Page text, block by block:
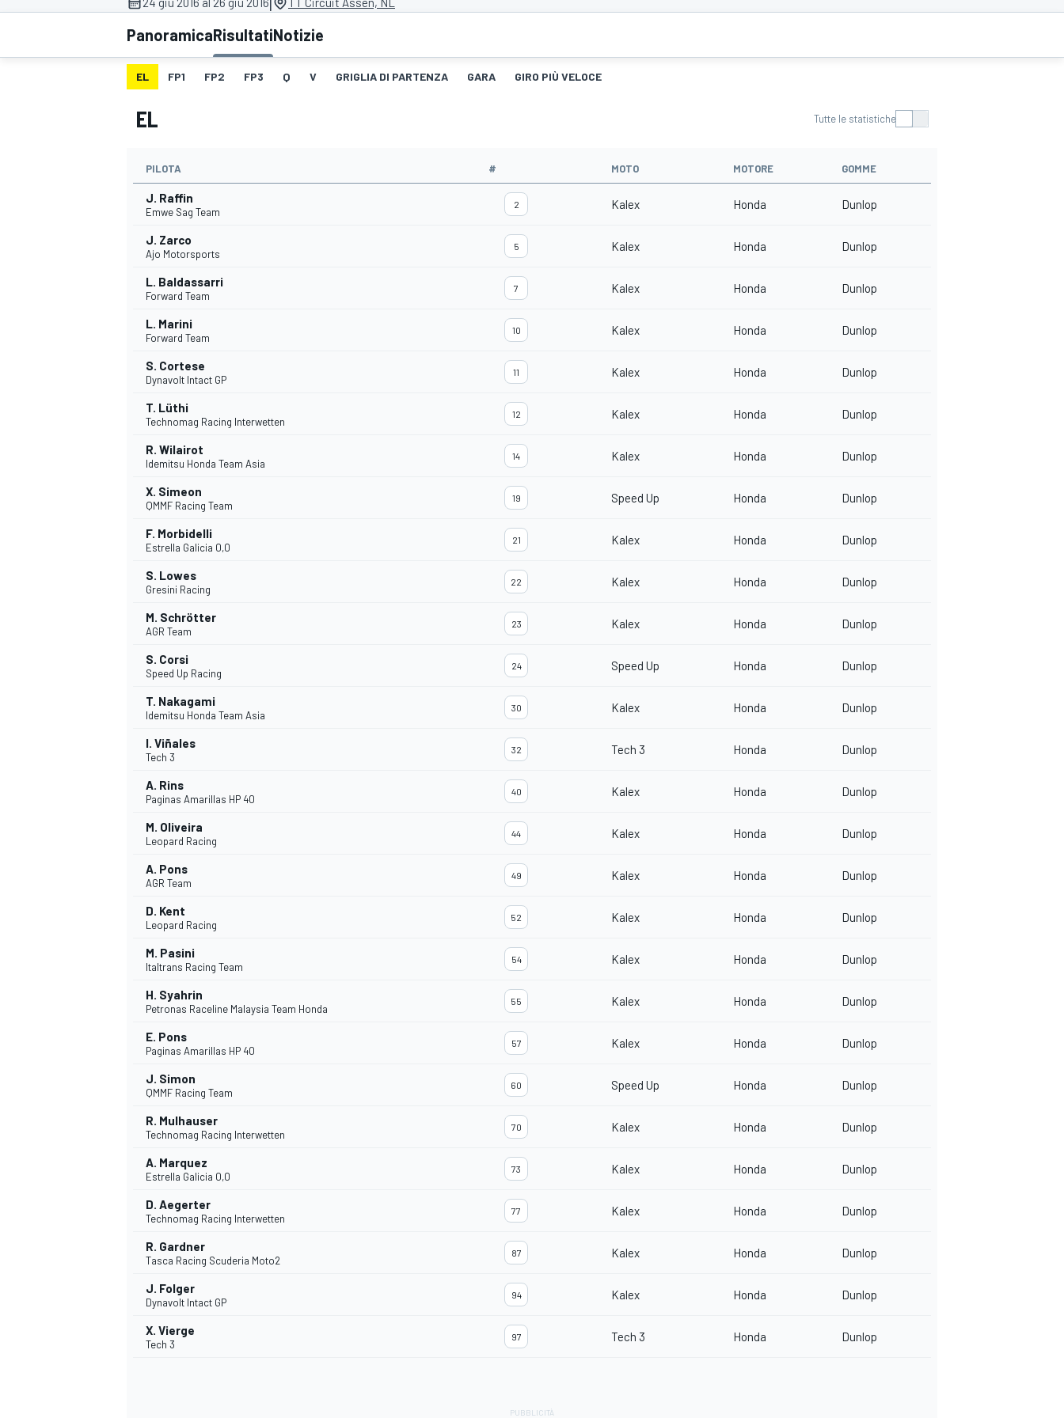
MOTOGP WEC
WRC
ENDURANCE/GT
PanoramicaRisultatiNotizie
EL FP1 FP2 FP3 Q V GRIGLIA DI PARTENZA GARA GIRO PIÙ VELOCE
EL Tutte le statistiche
PILOTA # MOTO MOTORE GOMME
J. Raffin
Emwe Sag Team
2 Kalex Honda Dunlop
J. Zarco
Ajo Motorsports
5 Kalex Honda Dunlop
L. Baldassarri
Forward Team
7 Kalex Honda Dunlop
L. Marini
Forward Team
10 Kalex Honda Dunlop
S. Cortese
Dynavolt Intact GP
11 Kalex Honda Dunlop
T. Lüthi
Technomag Racing Interwetten
12 Kalex Honda Dunlop
R. Wilairot
Idemitsu Honda Team Asia
14 Kalex Honda Dunlop
X. Simeon
QMMF Racing Team
19 Speed Up Honda Dunlop
F. Morbidelli
Estrella Galicia 0,0
21 Kalex Honda Dunlop
S. Lowes
Gresini Racing
22 Kalex Honda Dunlop
M. Schrötter
AGR Team
23 Kalex Honda Dunlop
S. Corsi
Speed Up Racing
24 Speed Up Honda Dunlop
T. Nakagami
Idemitsu Honda Team Asia
30 Kalex Honda Dunlop
I. Viñales
Tech 3
32 Tech 3 Honda Dunlop
A. Rins
Paginas Amarillas HP 40
40 Kalex Honda Dunlop
M. Oliveira
Leopard Racing
44 Kalex Honda Dunlop
A. Pons
AGR Team
49 Kalex Honda Dunlop
D. Kent
Leopard Racing
52 Kalex Honda Dunlop
M. Pasini
Italtrans Racing Team
54 Kalex Honda Dunlop
H. Syahrin
Petronas Raceline Malaysia Team Honda
55 Kalex Honda Dunlop
E. Pons
Paginas Amarillas HP 40
57 Kalex Honda Dunlop
J. Simon
QMMF Racing Team
60 Speed Up Honda Dunlop
R. Mulhauser
Technomag Racing Interwetten
70 Kalex Honda Dunlop
A. Marquez
Estrella Galicia 0,0
73 Kalex Honda Dunlop
D. Aegerter
Technomag Racing Interwetten
77 Kalex Honda Dunlop
R. Gardner
Tasca Racing Scuderia Moto2
87 Kalex Honda Dunlop
J. Folger
Dynavolt Intact GP
94 Kalex Honda Dunlop
X. Vierge
Tech 3
97 Tech 3 Honda Dunlop